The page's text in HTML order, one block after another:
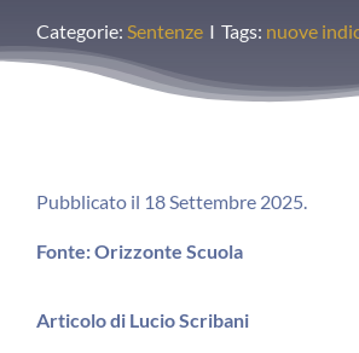
Pubblicazioni
Categorie: Sentenze I Tags: nuove
Pubblicato il 18 Settembre 2025.
Fonte: Orizzonte Scuola
Articolo di Lucio Scribani